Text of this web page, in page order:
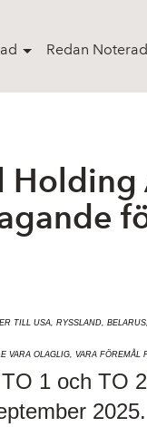
Redan Noterad
USA, RYSSLAND,
OLAGLIG, VARA
1 och TO